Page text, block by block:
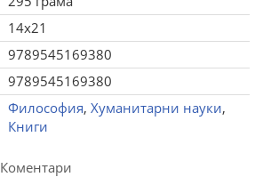
14x21
9789545169380
9789545169380
Философия, Хуманитарни науки,
Книги
Коментари